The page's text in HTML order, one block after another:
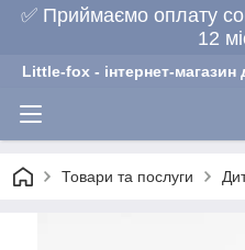
✅ Приймаємо оплату
12
Little-fox - інтернет-магазин
Товари та послуги